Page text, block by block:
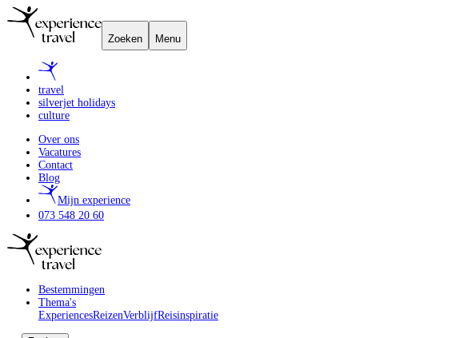
Zoeken Menu
travel
silverjet holidays
culture
Over ons
Vacatures
Contact
Blog
Mijn experience
073 548 20 60
Bestemmingen
Thema's
ExperiencesReizenVerblijfReisinspiratie